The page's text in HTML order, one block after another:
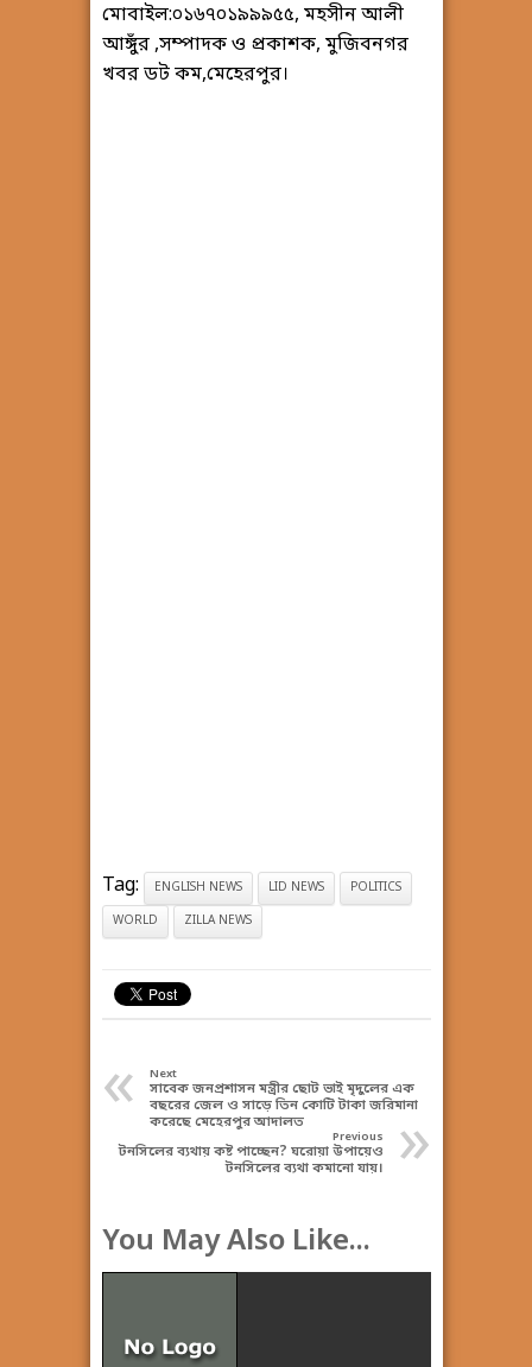
মোবাইল:০১৬৭০১৯৯৯৫৫, মহসীন আলী
আঙ্গুঁর ,সম্পাদক ও প্রকাশক, মুজিবনগর
খবর ডট কম,মেহেরপুর।
Tag: ENGLISH NEWS LID NEWS POLITICS
WORLD ZILLA NEWS
« Next
সাবেক জনপ্রশাসন মন্ত্রীর ছোট ভাই মৃদুলের এক
বছরের জেল ও সাড়ে তিন কোটি টাকা জরিমানা
করেছে মেহেরপুর আদালত
»
Previous
টনসিলের ব্যথায় কষ্ট পাচ্ছেন? ঘরোয়া উপায়েও
টনসিলের ব্যথা কমানো যায়।
You May Also Like...